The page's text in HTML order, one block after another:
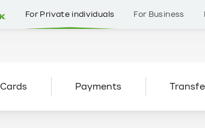
For Private individuals For Business
Cards Payments